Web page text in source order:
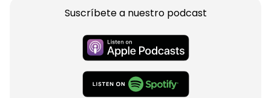
Suscríbete a nuestro podcast